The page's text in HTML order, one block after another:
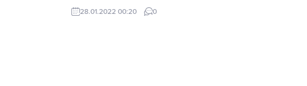
sokak köpekleri için her gün ocakta
makarna ve bulgur haşlayarak yaptığı
28.01.2022 00:20 0